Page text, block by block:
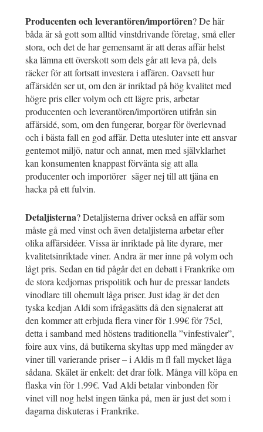
Producenten och leverantören/importören? De här
båda är så gott som alltid vinstdrivande företag, små eller
stora, och det de har gemensamt är att deras affär helst
ska lämna ett överskott som dels går att leva på, dels
räcker för att fortsatt investera i affären. Oavsett hur
affärsidén ser ut, om den är inriktad på hög kvalitet med
högre pris eller volym och ett lägre pris, arbetar
producenten och leverantören/importören utifrån sin
affärsidé, som, om den fungerar, borgar för överlevnad
och i bästa fall en god affär. Detta utesluter inte ett ansvar
gentemot miljö, natur och annat, men med självklarhet
kan konsumenten knappast förvänta sig att alla
producenter och importörer säger nej till att tjäna en
hacka på ett fulvin.
Detaljisterna? Detaljisterna driver också en affär som
måste gå med vinst och även detaljisterna arbetar efter
olika affärsidéer. Vissa är inriktade på lite dyrare, mer
kvalitetsinriktade viner. Andra är mer inne på volym och
lågt pris. Sedan en tid pågår det en debatt i Frankrike om
de stora kedjornas prispolitik och hur de pressar landets
vinodlare till ohemult låga priser. Just idag är det den
tyska kedjan Aldi som ifrågasätts då den signalerat att
den kommer att erbjuda flera viner för 1.99€ för 75cl,
detta i samband med höstens traditionella ”vinfestivaler”,
foire aux vins, då butikerna skyltas upp med mängder av
viner till varierande priser – i Aldis m fl fall mycket låga
sådana. Skälet är enkelt: det drar folk. Många vill köpa en
flaska vin för 1.99€. Vad Aldi betalar vinbonden för
vinet vill nog helst ingen tänka på, men är just det som i
dagarna diskuteras i Frankrike.